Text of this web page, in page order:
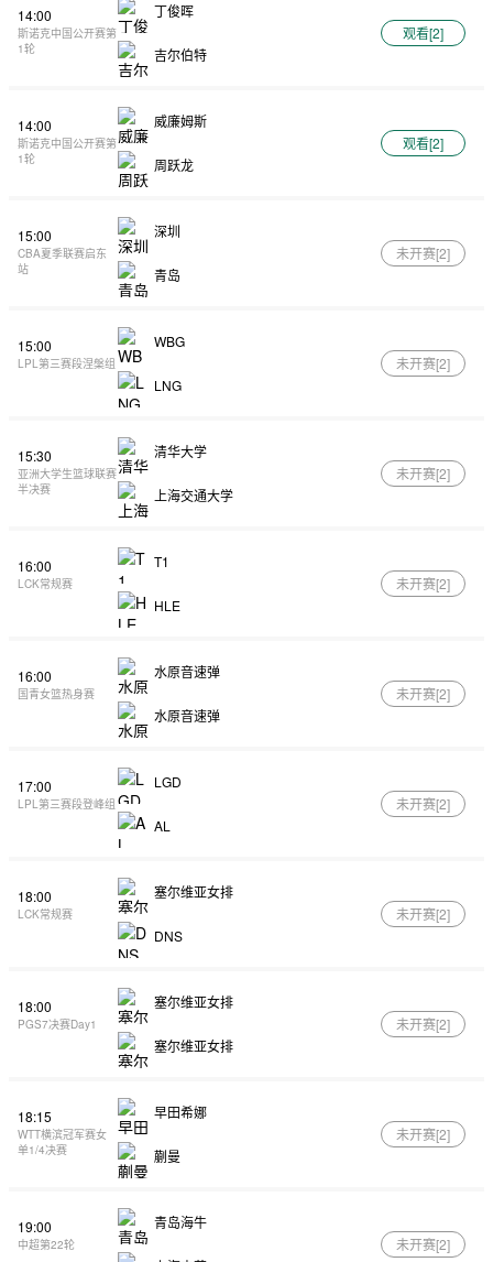
14:00
斯诺克中国公开赛第
1轮
丁俊晖
吉尔伯特
观看[2]
14:00
斯诺克中国公开赛第
1轮
威廉姆斯
周跃龙
观看[2]
15:00
CBA夏季联赛启东
站
深圳
青岛
未开赛[2]
15:00
LPL第三赛段涅槃组
WBG
LNG
未开赛[2]
15:30
亚洲大学生篮球联赛
半决赛
清华大学
上海交通大学
未开赛[2]
16:00
LCK常规赛
T1
HLE
未开赛[2]
16:00
国青女篮热身赛
水原音速弹
水原音速弹
未开赛[2]
17:00
LPL第三赛段登峰组
LGD
AL
未开赛[2]
18:00
LCK常规赛
塞尔维亚女排
DNS
未开赛[2]
18:00
PGS7决赛Day1
塞尔维亚女排
塞尔维亚女排
未开赛[2]
18:15
WTT横滨冠军赛女
单1/4决赛
早田希娜
蒯曼
未开赛[2]
19:00
中超第22轮
青岛海牛
未开赛[2]